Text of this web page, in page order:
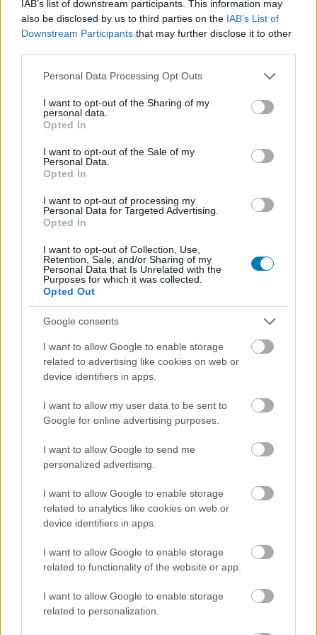
IAB’s list of downstream participants. This information may
also be disclosed by us to third parties on the IAB’s List of
Downstream Participants that may further disclose it to other
Please note that this website/app uses one or more Google
not limited to your visit or usage behaviour. You may click to
grant or deny consent to Google and its third-party tags to
use your data for below specified purposes in below Google
consent section.
Personal Data Processing Opt Outs
I want to opt-out of the Sharing of my
personal data.
Opted In
I want to opt-out of the Sale of my
Personal Data.
Opted In
I want to opt-out of processing my
Personal Data for Targeted Advertising.
Opted In
I want to opt-out of Collection, Use,
Retention, Sale, and/or Sharing of my
Personal Data that Is Unrelated with the
Purposes for which it was collected.
Opted Out
Google consents
I want to allow Google to enable storage
related to advertising like cookies on web or
device identifiers in apps.
I want to allow my user data to be sent to
Google for online advertising purposes.
I want to allow Google to send me
personalized advertising.
I want to allow Google to enable storage
related to analytics like cookies on web or
device identifiers in apps.
I want to allow Google to enable storage
related to functionality of the website or app.
I want to allow Google to enable storage
related to personalization.
Csirke|2026 június 11. 11:20
A PlayStation a Konzolvilágnak erősítette meg
a jó hírt.
Unmute Loaded:
21.86%
információ aMarvel's Wolverine-ről: magyar felirattal
jelenik meg az Insomniac Games régóta várt
akciójátéka. A hírt
a Konzolvilág osztotta meg elsőként,
miután állításuk szerint a PlayStation megerősítette
feléjük, hogy a játék rendelkezni fog magyar
lokalizációval.
Mi is külön rákérdeztünk a dologra a magyar PlayStation
helyét átvevő, és immár a hazai disztribúciót és
kommunikációt intéző lengyel Plaionnál, és azt a választ
(próbáltuk egyébként azt is kideríteni, hogy ha már
Collector's kiadást biztosan nem kap a játék, legalább
egy dedikált PS5 kontroller jönni fog-e, de erről egyelőre
nincsenek infóink).